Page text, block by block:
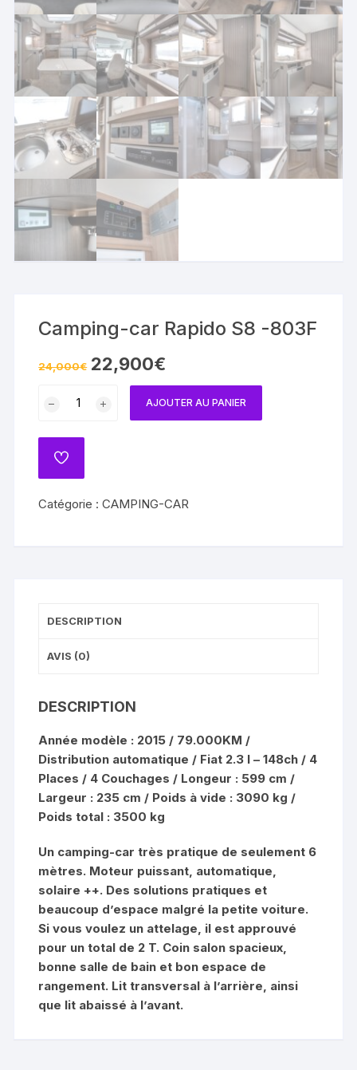
Camping-car Rapido S8 -803F
24,000€ Le
prix
24,000€.
22,900€
actuel
est :
22,900€.
car
Rapido
-803F
AJOUTER AU PANIER
ADD
Catégorie :CAMPING-CAR
DESCRIPTION
AVIS (0)
DESCRIPTION
Année modèle : 2015 / 79.000KM /
Distribution automatique / Fiat 2.3 l – 148ch / 4
Places / 4 Couchages / Longeur : 599 cm /
Largeur : 235 cm / Poids à vide : 3090 kg /
Poids total : 3500 kg
Un camping-car très pratique de seulement 6
mètres. Moteur puissant, automatique,
solaire ++. Des solutions pratiques et
beaucoup d’espace malgré la petite voiture.
Si vous voulez un attelage, il est approuvé
pour un total de 2 T. Coin salon spacieux,
bonne salle de bain et bon espace de
rangement. Lit transversal à l’arrière, ainsi
que lit abaissé à l’avant.